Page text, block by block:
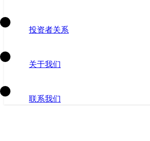
投资者关系
关于我们
联系我们